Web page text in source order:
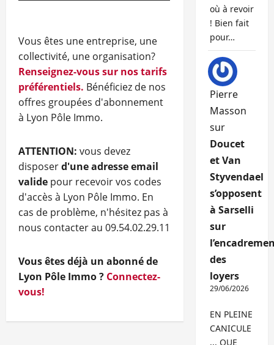
Vous êtes une entreprise, une
collectivité, une organisation?
Renseignez-vous sur nos tarifs
préférentiels. Bénéficiez de nos
offres groupées d'abonnement
à Lyon Pôle Immo.
ATTENTION: vous devez
disposerd'une adresse email
valide pour recevoir vos codes
d'accès à Lyon Pôle Immo. En
cas de problème, n'hésitez pas à
nous contacter au 09.54.02.29.11
Vous êtes déjà un abonné de
Lyon Pôle Immo ? Connectez-
vous!
où à revoir
! Bien fait
pour…
Pierre
Masson
sur
Doucet
et Van
Styvendael
s’opposent
à Sarselli
sur
des
loyers
29/06/2026
EN PLEINE
CANICULE
... QUE